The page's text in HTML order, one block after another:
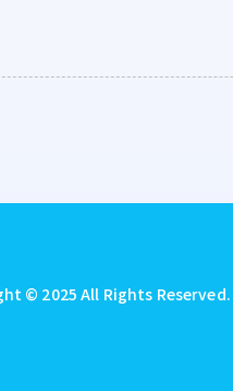
© 2025 All Rights Reserved.